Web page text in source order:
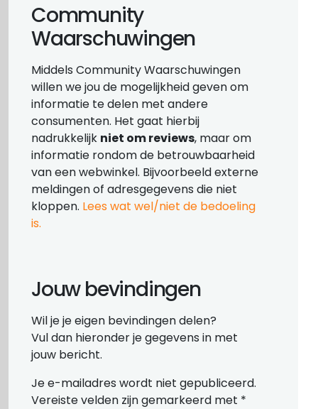
Community
Waarschuwingen
Middels Community Waarschuwingen
willen we jou de mogelijkheid geven om
informatie te delen met andere
consumenten. Het gaat hierbij
nadrukkelijk niet om reviews, maar om
informatie rondom de betrouwbaarheid
van een webwinkel. Bijvoorbeeld externe
meldingen of adresgegevens die niet
kloppen. Lees wat wel/niet de bedoeling
is.
Jouw bevindingen
Wil je je eigen bevindingen delen?
Vul dan hieronder je gegevens in met
jouw bericht.
Je e-mailadres wordt niet gepubliceerd.
Vereiste velden zijn gemarkeerd met *